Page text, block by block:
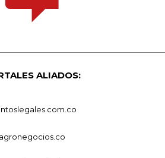
ALIADOS:
agronegocios.co